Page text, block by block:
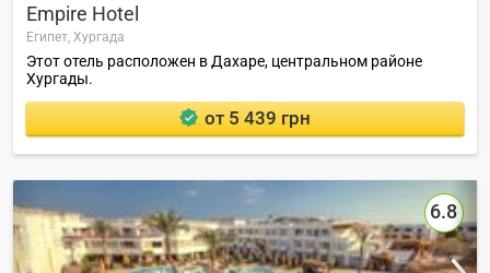
Empire Hotel
Египет, Хургада
Этот отель расположен в Дахаре, центральном районе
Хургады.
от 5 439 грн
6.8